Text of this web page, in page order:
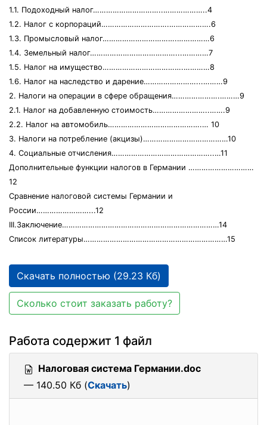
1.1. Подоходный налог…………………………..………………..4
1.2. Налог с корпораций………………………….……………….6
1.3. Промысловый налог…………………………….……………6
1.4. Земельный налог…………………………………...…………7
1.5. Налог на имущество……………………………….…………8
1.6. Налог на наследство и дарение……………………...………9
2. Налоги на операции в сфере обращения………………….………9
2.1. Налог на добавленную стоимость……………………..…….9
2.2. Налог на автомобиль…………………………………….… 10
3. Налоги на потребление (акцизы)…………………………………10
4. Социальные отчисления………………………………………..…11
Дополнительные функции налогов в Германии …………………………
12
Сравнение налоговой системы Германии и
России……………………...12
III.Заключение………………………………………………………………14
Список литературы…………………………………………………………15
Скачать полностью (29.23 Кб)
Сколько стоит заказать работу?
Работа содержит 1 файл
Налоговая система Германии.doc
— 140.50 Кб (Скачать)